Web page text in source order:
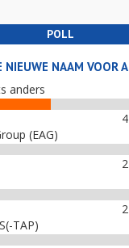
POLL
NIEUWE NAAM VOOR
anders
(EAG)
TAP)